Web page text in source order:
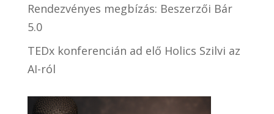
Rendezvényes megbízás: Beszerzői Bár
5.0
TEDx konferencián ad elő Holics Szilvi az
AI-ról